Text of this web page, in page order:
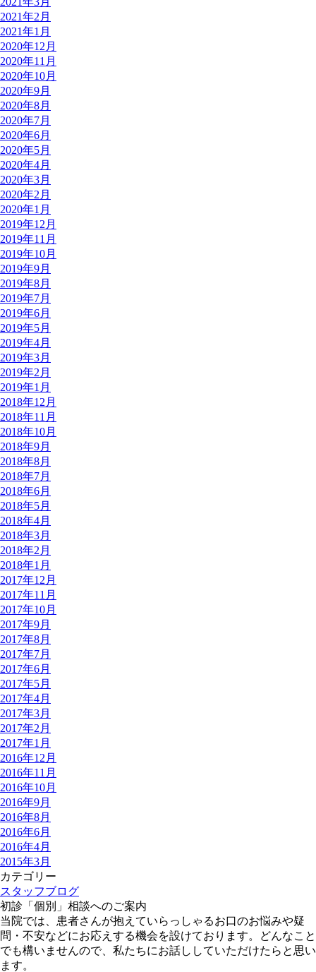
2021年2月
2021年1月
2020年12月
2020年11月
2020年10月
2020年9月
2020年8月
2020年7月
2020年6月
2020年5月
2020年4月
2020年3月
2020年2月
2020年1月
2019年12月
2019年11月
2019年10月
2019年9月
2019年8月
2019年7月
2019年6月
2019年5月
2019年4月
2019年3月
2019年2月
2019年1月
2018年12月
2018年11月
2018年10月
2018年9月
2018年8月
2018年7月
2018年6月
2018年5月
2018年4月
2018年3月
2018年2月
2018年1月
2017年12月
2017年11月
2017年10月
2017年9月
2017年8月
2017年7月
2017年6月
2017年5月
2017年4月
2017年3月
2017年2月
2017年1月
2016年12月
2016年11月
2016年10月
2016年9月
2016年8月
2016年6月
2016年4月
2015年3月
カテゴリー
スタッフブログ
初診「個別」相談へのご案内
当院では、患者さんが抱えていらっしゃるお口のお悩みや疑
問・不安などにお応えする機会を設けております。どんなこと
でも構いませんので、私たちにお話ししていただけたらと思い
ます。